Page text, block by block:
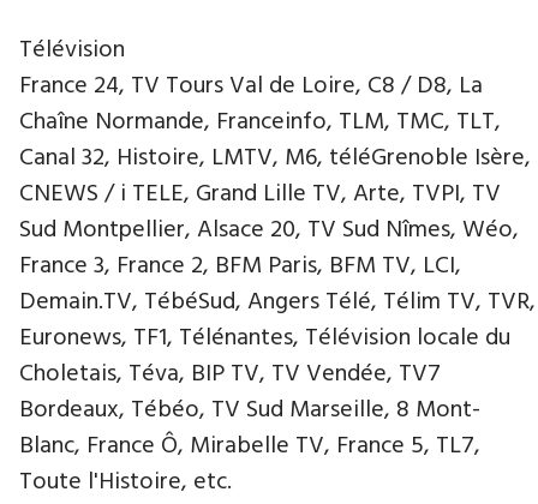
Télévision
France 24, TV Tours Val de Loire, C8 / D8, La
Chaîne Normande, Franceinfo, TLM, TMC, TLT,
Canal 32, Histoire, LMTV, M6, téléGrenoble Isère,
CNEWS / i TELE, Grand Lille TV, Arte, TVPI, TV
Sud Montpellier, Alsace 20, TV Sud Nîmes, Wéo,
France 3, France 2, BFM Paris, BFM TV, LCI,
Demain.TV, TébéSud, Angers Télé, Télim TV, TVR,
Euronews, TF1, Télénantes, Télévision locale du
Choletais, Téva, BIP TV, TV Vendée, TV7
Bordeaux, Tébéo, TV Sud Marseille, 8 Mont-
Blanc, France Ô, Mirabelle TV, France 5, TL7,
Toute l'Histoire, etc.